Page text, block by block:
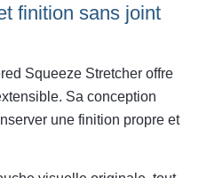
finition sans joint
Squeeze Stretcher offre
Sa conception
une finition propre et